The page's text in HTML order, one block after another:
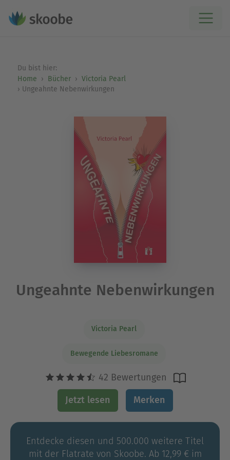
Du bist hier:
Home
Bücher
Victoria Pearl
Ungeahnte Nebenwirkungen
Ungeahnte Nebenwirkungen
Victoria Pearl
Bewegende Liebesromane
42 Bewertungen
Jetzt lesen Merken
Entdecke diesen und 500.000 weitere Titel
mit der Flatrate von Skoobe. Ab 12,99 € im